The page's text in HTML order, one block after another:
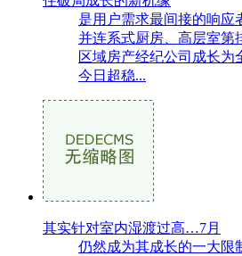
是用户需求最间接的响应
并连系式厨房、高层室第
区域房产经纪公司成长为
今日超稳...
其实针对室内湿渡过高…7月
仍然成为其成长的一大限